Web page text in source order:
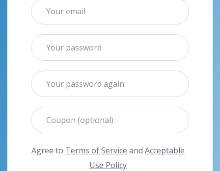
Agree to Terms of Service and Acceptable
Use Policy